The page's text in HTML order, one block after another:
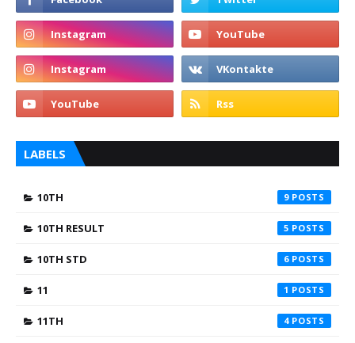
LABELS
10TH 9
10TH RESULT 5
10TH STD 6
11 1
11TH 4